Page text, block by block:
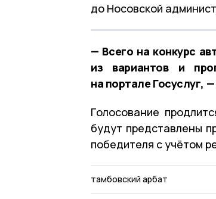
до Носовской
— Всего на конкурс
из вариантов и
на портале Госуслуг,
Голосование
будут представлены
победителя с учётом
тамбовский арбат